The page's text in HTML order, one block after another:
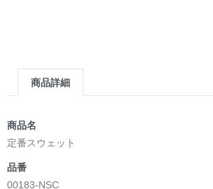
商品詳細
商品名
定番スウェット
品番
00183-NSC